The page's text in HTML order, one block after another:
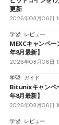
更新
2026年08月06日
学習 レビュー
MEXCキャンペ
年8月最新】
2026年08月06日
学習 ガイド
Bitunixキャンペ
年8月最新】
2026年08月06日
学習 レビュー